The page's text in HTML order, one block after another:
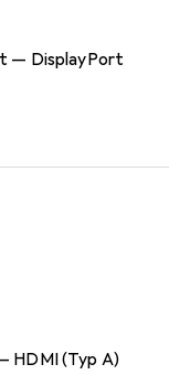
— DisplayPort
HDMI (Typ A)